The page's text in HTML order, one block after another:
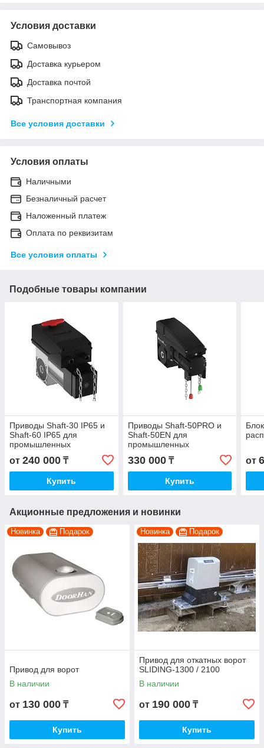
Условия доставки
Самовывоз
Доставка курьером
Доставка почтой
Транспортная компания
Все условия доставки
Условия оплаты
Наличными
Безналичный расчет
Наложенный платеж
Оплата по реквизитам
Все условия оплаты
Подобные товары компании
Приводы Shaft-30 IP65 и
Shaft-60 IP65 для
промышленных
секционных ворот
от 240 000 ₸
Купить
Приводы Shaft-50PRO и
Shaft-50EN для
промышленных
секционных ворот
330 000₸
Купить
от
Акционные предложения и новинки
Новинка Подарок
Привод для ворот
В наличии
от 130 000 ₸
Купить
Новинка Подарок
Привод для откатных ворот
SLIDING-1300 / 2100
В наличии
от 190 000 ₸
Купить